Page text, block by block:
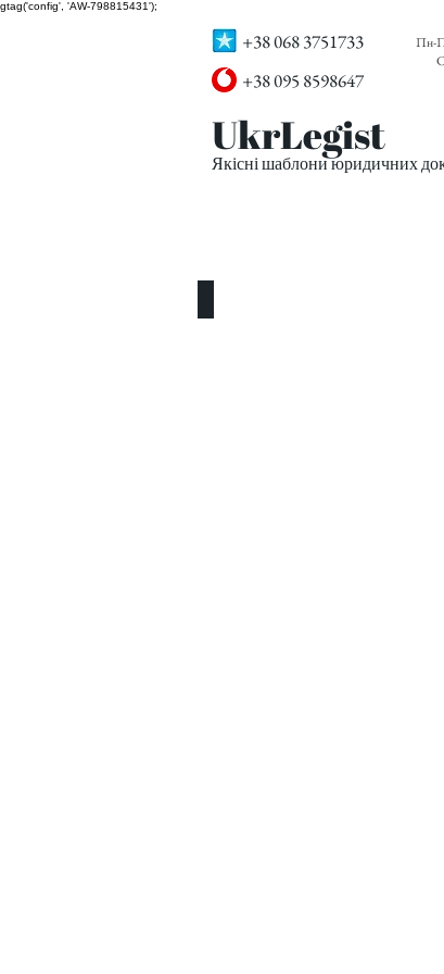
gtag('config', 'AW-798815431');
+38 068 3751733
+38 095 8598647
Пн-
UkrLegist
Якісні шаблони юридичних